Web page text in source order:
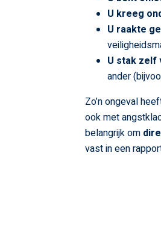
U kreeg
U raakte
U stak zelf
ander
Zo’n ongeval
ook met
belangrijk om
vast in een